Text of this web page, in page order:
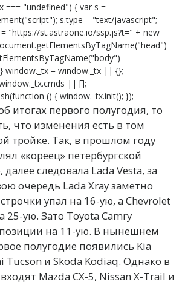
=== "undefined") { var s =
s.type = "text/javascript";
= "https://st.astraone.io/ssp.js?t=" + new
window._tx = window._tx || {};
|| [];
() { window._tx.init(); });
итогах первого полугодия, то
что изменения есть в том
тройке. Так, в прошлом году
«кореец» петербургской
далее следовала Lada Vesta, за
очередь Lada Xray заметно
упал на 16-ую, а Chevrolet
25-ую. Зато Toyota Camry
позиции на 11-ую. В нынешнем
полугодие появились Kia
Tucson и Skoda Kodiaq. Однако в
Mazda CX-5, Nissan X-Trail и